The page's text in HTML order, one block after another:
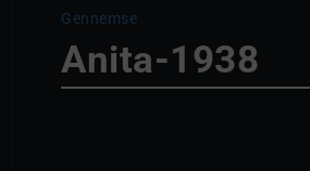
Gennemse
Anita-1938